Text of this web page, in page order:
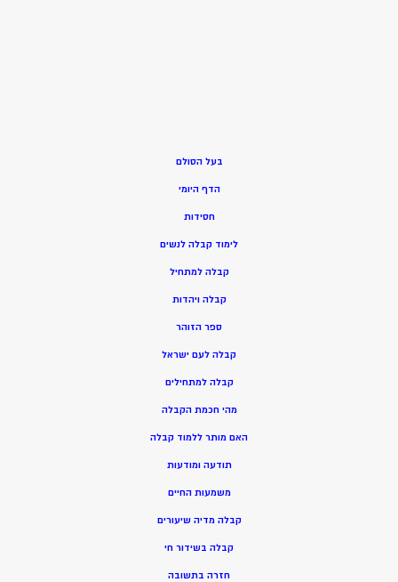
בעל הסולם
הדף היומי
חסידות
לימוד קבלה לנשים
קבלה למתחיל
קבלה ויהדות
ספר הזוהר
קבלה לעם ישראל
קבלה למתחילים
מהי חכמת הקבלה
האם מותר ללמוד קבלה
תודעה ומודעות
משמעות החיים
קבלה מדיה שיעורים
קבלה בשידור חי
חזרה בתשובה